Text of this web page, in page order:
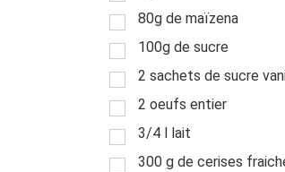
80g de maïzena
100g de sucre
2 sachets de sucre
2 oeufs entier
3/4 l lait
300 g de cerises